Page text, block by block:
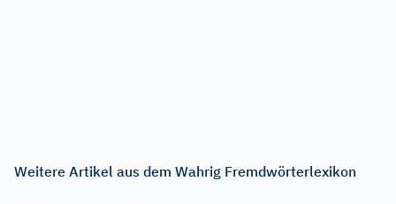
Weitere Artikel aus dem Wahrig Fremdwörterlexikon